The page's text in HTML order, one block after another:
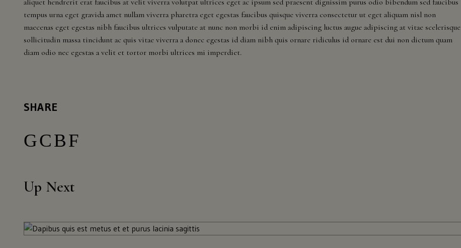
tempus urna eget gravida amet nullam viverra pharetra eget egestas faucibus quisque viverra consectetur ut eget aliquam nisl non
maecenas eget egestas nibh faucibus ultrices vulputate at nunc non morbi id enim adipiscing luctus augue adipiscing at vitae scelerisque
sollicitudin massa tincidunt ac quis vitae viverra a donec egestas id diam nibh quis ornare ridiculus id ornare est dui non dictum quam
diam odio nec egestas a velit et tortor morbi ultrices mi imperdiet.
SHARE
Up Next
Idaho,
Illinois,
Indiana,
Iowa,